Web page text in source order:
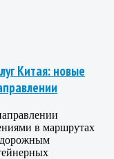
Китая: новые
в маршрутах